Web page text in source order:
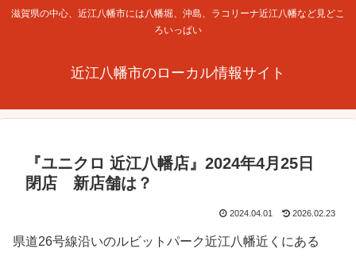
滋賀県の中心、近江八幡市には八幡堀、沖島、ラコリーナ近江八幡など見どこ
ろいっぱい
近江八幡市のローカル情報サイト
『ユニクロ 近江八幡店』2024年4月25日
閉店 新店舗は？
2024.04.01 2026.02.23
県道26号線沿いのルビットパーク近江八幡近くにある